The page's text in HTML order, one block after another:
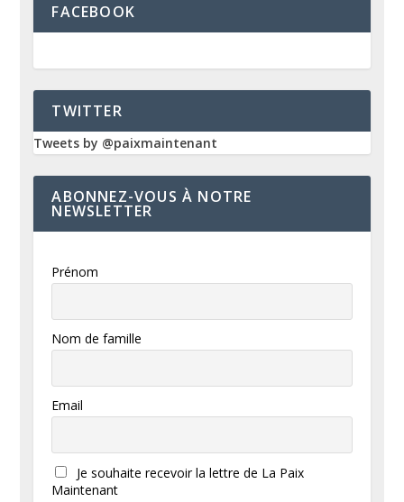
FACEBOOK
TWITTER
Tweets by @paixmaintenant
ABONNEZ-VOUS À NOTRE
NEWSLETTER
Prénom
Nom de famille
Email
Je souhaite recevoir la lettre de La Paix
Maintenant